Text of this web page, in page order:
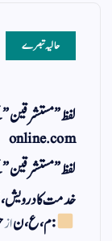
حالیہ تبصرے
لفظ ” مستشرقین
online.com
لفظ ” مستشرقین
خدمت کا درویش،
: م ، ع ، ناز